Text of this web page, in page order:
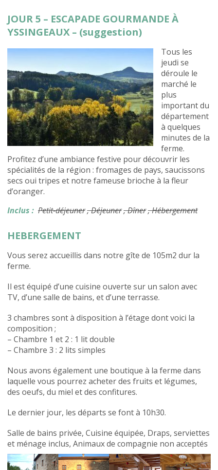
JOUR 5 – ESCAPADE GOURMANDE À
YSSINGEAUX – (suggestion)
Tous les
jeudi se
déroule le
marché le
plus
important du
département
à quelques
minutes de la
ferme.
Profitez d’une ambiance festive pour découvrir les
spécialités de la région : fromages de pays, saucissons
secs oui tripes et notre fameuse brioche à la fleur
d’oranger.
Inclus : Petit-déjeuner, Déjeuner, Dîner, Hébergement
HEBERGEMENT
Vous serez accueillis dans notre gîte de 105m2 dur la
ferme.
Il est équipé d’une cuisine ouverte sur un salon avec
TV, d’une salle de bains, et d’une terrasse.
3 chambres sont à disposition à l’étage dont voici la
composition ;
– Chambre 1 et 2 : 1 lit double
– Chambre 3 : 2 lits simples
Nous avons également une boutique à la ferme dans
laquelle vous pourrez acheter des fruits et légumes,
des oeufs, du miel et des confitures.
Le dernier jour, les départs se font à 10h30.
Salle de bains privée, Cuisine équipée, Draps, serviettes
et ménage inclus, Animaux de compagnie non acceptés